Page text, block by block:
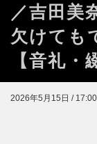
／吉田美
欠けても
【音礼・
2026年5月15日 / 17:00